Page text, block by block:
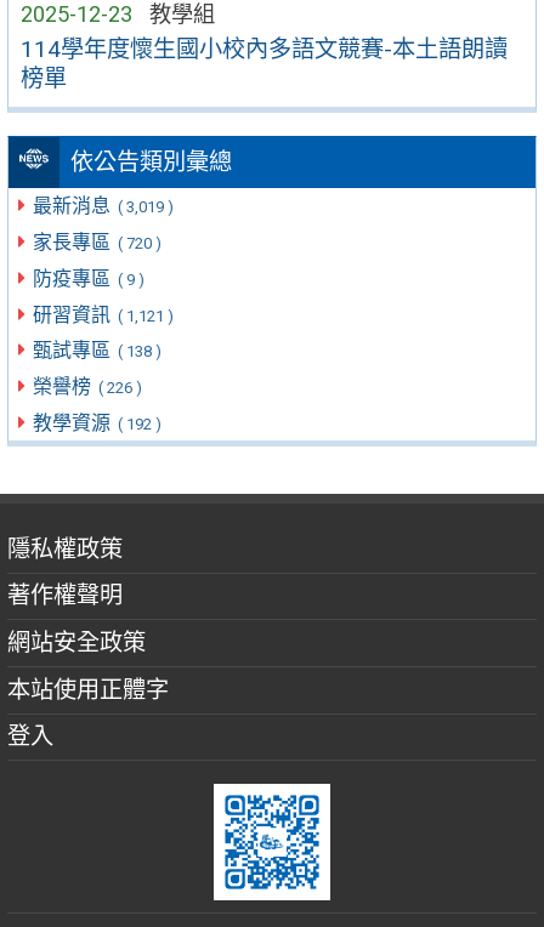
2025-12-23 教學組
114學年度懷生國小校內多語文競賽-本土語朗讀
榜單
依公告類別彙總
最新消息 ( 3,019 )
家長專區 ( 720 )
防疫專區 ( 9 )
研習資訊 ( 1,121 )
甄試專區 ( 138 )
榮譽榜 ( 226 )
教學資源 ( 192 )
隱私權政策
著作權聲明
網站安全政策
本站使用正體字
登入